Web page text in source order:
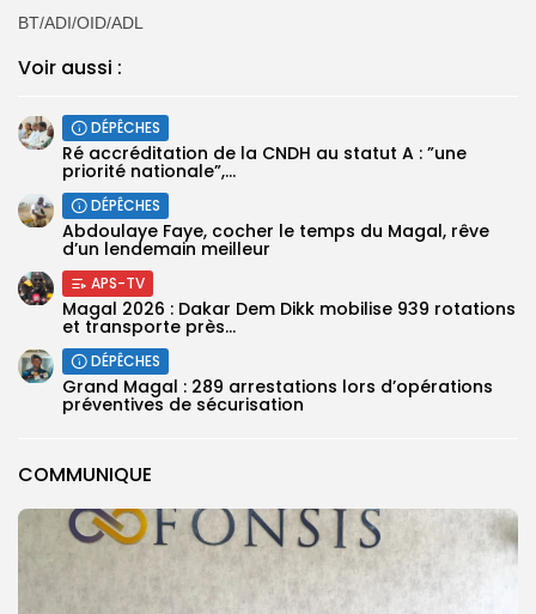
COMMUNIQUE
BT/ADI/OID/ADL
Voir aussi :
DÉPÊCHES
Ré accréditation de la CNDH au statut A : ”une
priorité nationale”,...
DÉPÊCHES
Abdoulaye Faye, cocher le temps du Magal, rêve
d’un lendemain meilleur
APS-TV
Magal 2026 : Dakar Dem Dikk mobilise 939 rotations
et transporte près...
DÉPÊCHES
Grand Magal : 289 arrestations lors d’opérations
préventives de sécurisation